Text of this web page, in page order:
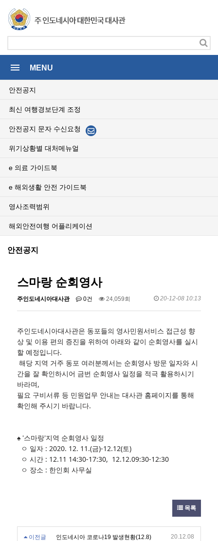
menu MENU
안전공지
최신 여행경보단계 조정
안전공지 문자 수신요청
위기상황별 대처메뉴얼
e 의료 가이드북
e 해외생활 안전 가이드북
영사조력범위
해외안전여행 어플리케이션
안전공지
스마랑 순회영사
주인도네시아대사관 0건 24,059회 20-12-08 10:13
주인도네시아대사관은 동포들의 영사민원서비스 접근성 향
상 및 이용 편의 증진을 위하여 아래와 같이 순회영사를 실시
할 예정입니다.
해당 지역 거주 동포 여러분께서는 순회영사 방문 일자와 시
간을 잘 확인하시어 금번 순회영사 일정을 적극 활용하시기
바라며,
필요 구비서류 등 민원업무 안내는 대사관 홈페이지를 통해
확인해 주시기 바랍니다.
♠ '스마랑'지역 순회영사 일정
ㅇ 일자 : 2020. 12. 11.(금)-12.12(토)
ㅇ 시간 : 12.11 14:30-17:30, 12.12.09:30-12:30
ㅇ 장소 : 한인회 사무실
목록
이전글 인도네시아 코로나19 발생현황(12.8) 20.12.08